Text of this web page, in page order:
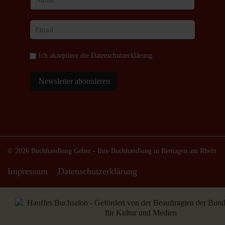
Ich akzeptiere die Datenschutzerklärung.
Newsletter abonnieren
© 2026 Buchhandlung Geber - Ihre Buchhandlung in Remagen am Rhein
Impressum Datenschutzerklärung